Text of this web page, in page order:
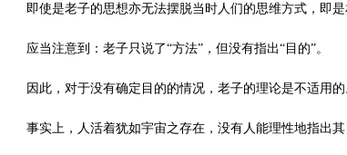
即使是老子的思想亦无法摆脱当时人们的思维方式，即是
应当注意到：老子只说了“方法”，但没有指出“目的”。
因此，对于没有确定目的的情况，老子的理论是不适用的
事实上，人活着犹如宇宙之存在，没有人能理性地指出其